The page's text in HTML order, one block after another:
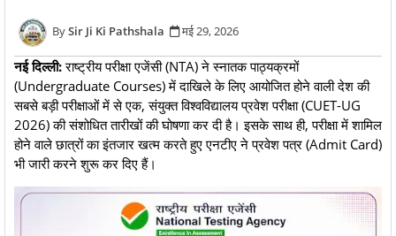
Sir Ji Ki Pathshala मई 29, 2026
नई दिल्ली:राष्ट्रीय परीक्षा एजेंसी (NTA) ने स्नातक पाठ्यक्रमों
(Undergraduate Courses) में दाखिले के लिए आयोजित होने वाली देश की
सबसे बड़ी परीक्षाओं में से एक, संयुक्त विश्वविद्यालय प्रवेश परीक्षा (CUET-UG
2026) की संशोधित तारीखों की घोषणा कर दी है। इसके साथ ही, परीक्षा में शामिल
होने वाले छात्रों का इंतजार खत्म करते हुए एनटीए ने प्रवेश पत्र (Admit Card)
भी जारी करने शुरू कर दिए हैं।